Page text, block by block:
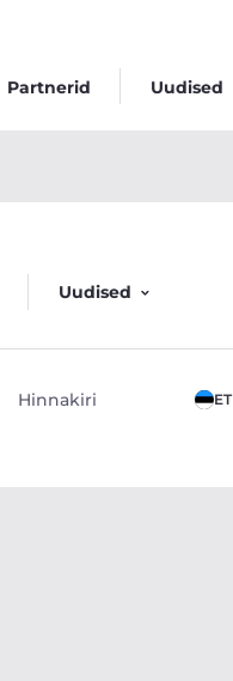
Partnerid Uudised
Uudised
Hinnakiri ET